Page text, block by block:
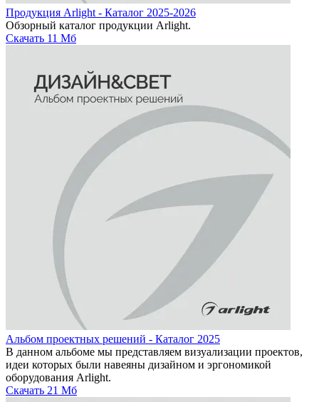
Продукция Arlight - Каталог 2025-2026
Обзорный каталог продукции Arlight.
Скачать 11 Мб
Альбом проектных решений - Каталог 2025
В данном альбоме мы представляем визуализации проектов,
идеи которых были навеяны дизайном и эргономикой
оборудования Arlight.
Скачать 21 Мб